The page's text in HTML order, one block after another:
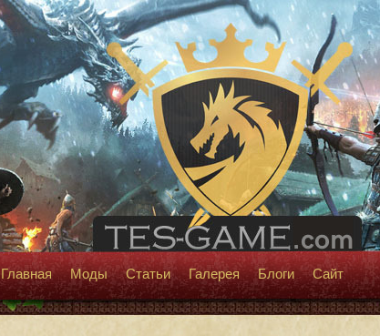
Главная Моды Статьи Галерея Блоги Сайт